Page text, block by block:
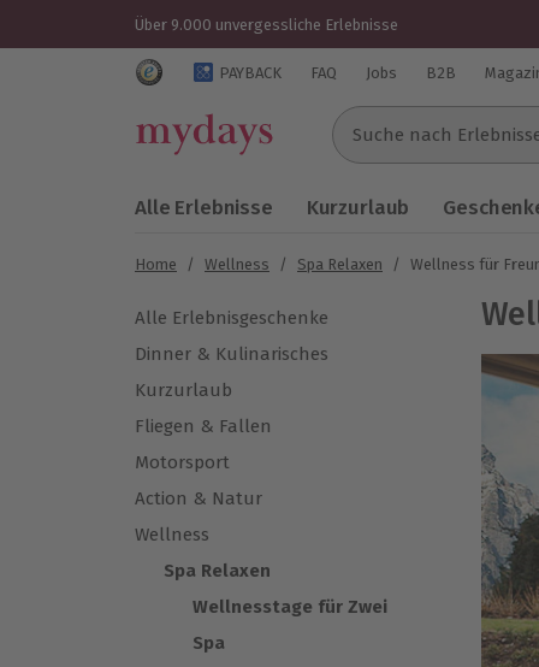
Über 9.000 unvergessliche Erlebnisse
Trustedshops Bewertungen für mydays.de
PAYBACK FAQ Jobs B2B
Suche nach
Alle Erlebnisse Kurzurlaub
Home / Wellness / Spa Relaxen / Wellness für
Alle Erlebnisgeschenke
Dinner & Kulinarisches
Kurzurlaub
Fliegen & Fallen
Motorsport
Action & Natur
Wellness
Spa Relaxen
Wellnesstage für Zwei
Spa